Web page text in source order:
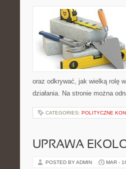
oraz odkrywać, jak wielką rolę
działania. Na stronie można
CATEGORIES: POLITYCZNE
UPRAWA
POSTED BY ADMIN MAR -